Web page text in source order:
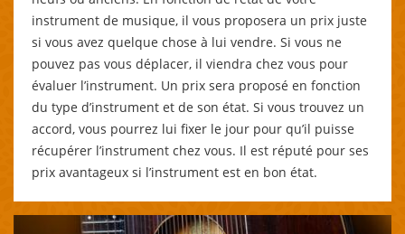
instrument de musique, il vous proposera un prix juste
si vous avez quelque chose à lui vendre. Si vous ne
pouvez pas vous déplacer, il viendra chez vous pour
évaluer l’instrument. Un prix sera proposé en fonction
du type d’instrument et de son état. Si vous trouvez un
accord, vous pourrez lui fixer le jour pour qu’il puisse
récupérer l’instrument chez vous. Il est réputé pour ses
prix avantageux si l’instrument est en bon état.